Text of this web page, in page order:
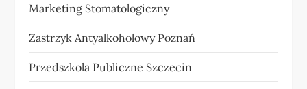
Marketing Stomatologiczny
Zastrzyk Antyalkoholowy Poznań
Przedszkola Publiczne Szczecin